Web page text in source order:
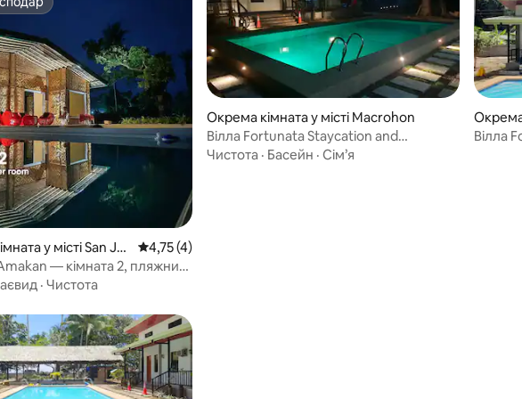
5, відгуки: 4
у місті San Ju
Середня оцінка: 4,75 з 5, відгуки: 4
4,75 (4)
— кімната 2, пляжний
· Чистота
Окрема кімната у місті Macrohon
Вілла Fortunata Staycation and
Resort_unit 2
Чистота · Басейн · Сім’я
Окрема
Вілла